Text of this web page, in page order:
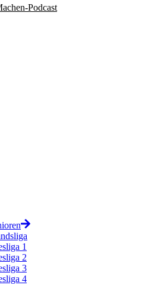
Podcast
1
2
3
4